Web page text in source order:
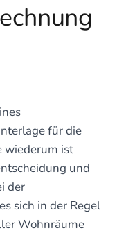
für die
wiederum ist
und
der
sich in der Regel
Wohnräume